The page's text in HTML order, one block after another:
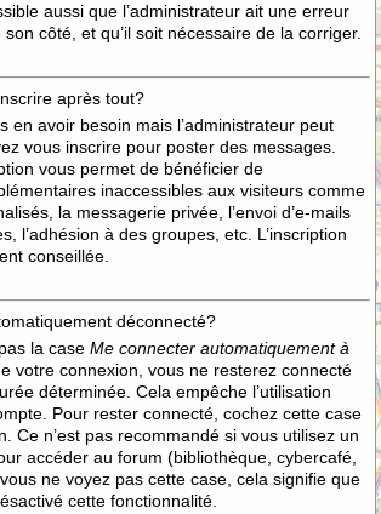
aussi que l’administrateur ait une erreur
côté, et qu’il soit nécessaire de la corriger.
après tout?
en avoir besoin mais l’administrateur peut
vous inscrire pour poster des messages.
vous permet de bénéficier de
inaccessibles aux visiteurs comme
la messagerie privée, l’envoi d’e-mails
l’adhésion à des groupes, etc. L’inscription
conseillée.
déconnecté?
la case Me connecter automatiquement à
votre connexion, vous ne resterez connecté
déterminée. Cela empêche l’utilisation
Pour rester connecté, cochez cette case
Ce n’est pas recommandé si vous utilisez un
accéder au forum (bibliothèque, cybercafé,
ne voyez pas cette case, cela signifie que
cette fonctionnalité.